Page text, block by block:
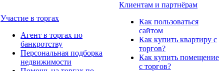
Участие в торгах
Агент в торгах по
банкротству
Персональная подборка
недвижимости
Клиентам и партнёрам
Как пользоваться
сайтом
Как купить квартиру с
торгов?
Как купить помещение
с торгов?